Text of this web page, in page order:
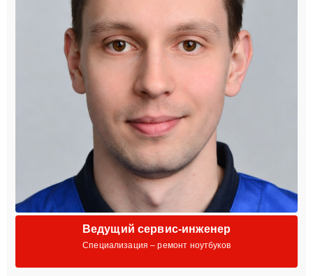
Ведущий сервис-инженер
Специализация – ремонт ноутбуков